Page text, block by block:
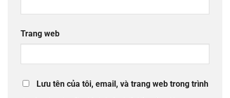
Trang web
Lưu tên của tôi, email, và trang web trong trình